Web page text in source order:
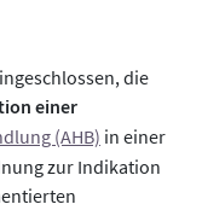
die
einer
(AHB) in einer
zur Indikation